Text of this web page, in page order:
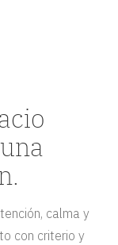
calma y
con criterio y